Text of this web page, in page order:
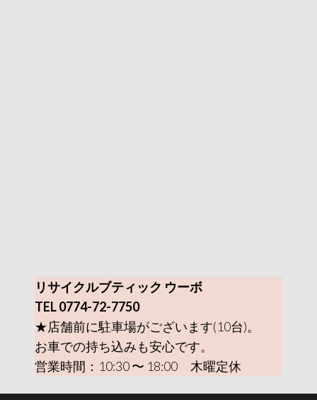
リサイクルブティック ウーボ
TEL 0774-72-7750
★店舗前に駐車場がございます(10台)。
お車での持ち込みも安心です。
営業時間：10:30 〜 18:00 木曜定休